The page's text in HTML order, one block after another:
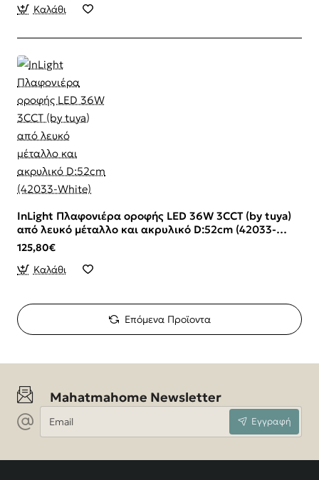
Καλάθι
InLight Πλαφονιέρα οροφής LED 36W 3CCT (by tuya)
από λευκό μέταλλο και ακρυλικό D:52cm (42033-
White)
125,80€
Καλάθι
Επόμενα Προϊοντα
Mahatmahome Newsletter
Email
Εγγραφή